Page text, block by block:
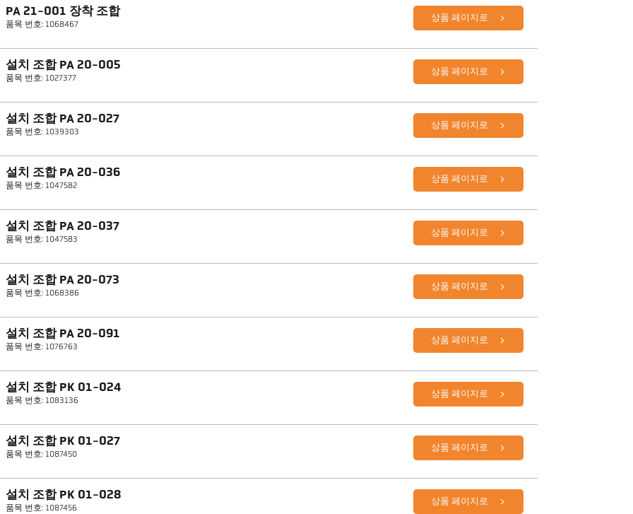
PA 21-001 장착 조합
품목 번호: 1068467
상품 페이지로
설치 조합 PA 20-005
품목 번호: 1027377
상품 페이지로
설치 조합 PA 20-027
품목 번호: 1039303
상품 페이지로
설치 조합 PA 20-036
품목 번호: 1047582
상품 페이지로
설치 조합 PA 20-037
품목 번호: 1047583
상품 페이지로
설치 조합 PA 20-073
품목 번호: 1068386
상품 페이지로
설치 조합 PA 20-091
품목 번호: 1076763
상품 페이지로
설치 조합 PK 01-024
품목 번호: 1083136
상품 페이지로
설치 조합 PK 01-027
품목 번호: 1087450
상품 페이지로
설치 조합 PK 01-028
품목 번호: 1087456
상품 페이지로